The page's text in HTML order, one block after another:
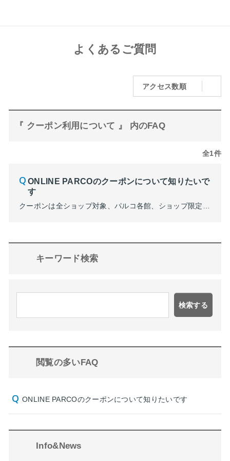
よくあるご質問
アクセス数順
『 クーポン利用について 』 内のFAQ
全1件
ONLINE PARCOのクーポンについて知りたいで
す
キーワード検索
検索する
閲覧の多いFAQ
ONLINE PARCOのクーポンについて知りたいです
Info&News